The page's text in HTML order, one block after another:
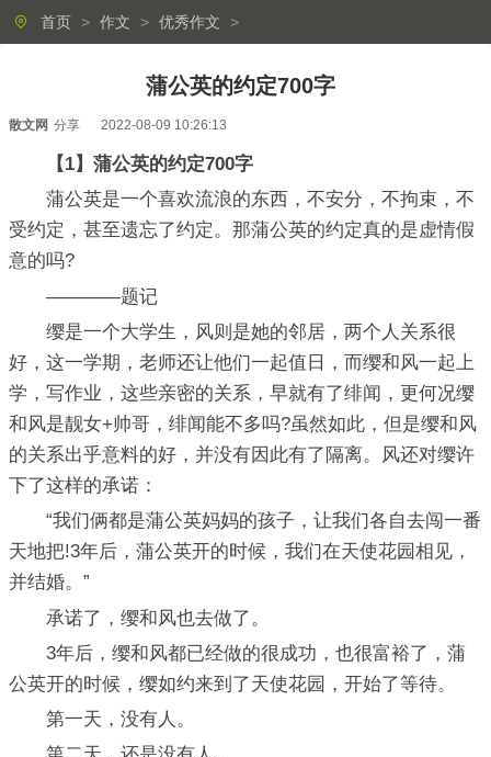
首页 > 作文 > 优秀作文 >
蒲公英的约定700字
散文网 分享 2022-08-09 10:26:13
【1】蒲公英的约定700字
蒲公英是一个喜欢流浪的东西，不安分，不拘束，不
受约定，甚至遗忘了约定。那蒲公英的约定真的是虚情假
意的吗?
————题记
缨是一个大学生，风则是她的邻居，两个人关系很
好，这一学期，老师还让他们一起值日，而缨和风一起上
学，写作业，这些亲密的关系，早就有了绯闻，更何况缨
和风是靓女+帅哥，绯闻能不多吗?虽然如此，但是缨和风
的关系出乎意料的好，并没有因此有了隔离。风还对缨许
下了这样的承诺：
“我们俩都是蒲公英妈妈的孩子，让我们各自去闯一番
天地把!3年后，蒲公英开的时候，我们在天使花园相见，
并结婚。”
承诺了，缨和风也去做了。
3年后，缨和风都已经做的很成功，也很富裕了，蒲
公英开的时候，缨如约来到了天使花园，开始了等待。
第一天，没有人。